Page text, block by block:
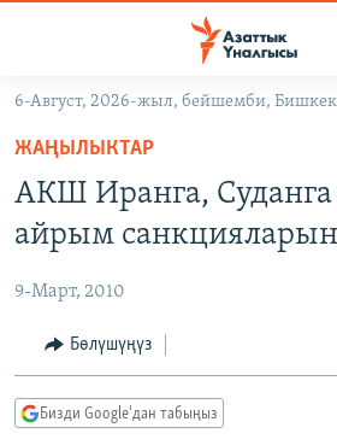
Навигацияга
өтүңүз
Издөөгө
салыңызКЫРГЫЗСТАН
ЭКОНОМИКА
МАДАНИЯТ
БОРБОР АЗИЯ
УКРАИНА
АТАЙЫН ИЛИКТӨӨ
ТВ ПРОГРАММАЛАР
ЭКСПЕРТТЕР ТАЛДАЙТ
ӨЗГӨЧӨ ПИКИР
6-Август, 2026-жыл, бейшемби, Бишкек
ЖАҢЫЛЫКТАР
АКШ Иранга, Суданга
айрым
9-Март, 2010
Бөлүшүңүз
Бизди Google'дан табыңыз